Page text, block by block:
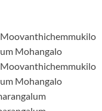
Mohangalo
Mohangalo